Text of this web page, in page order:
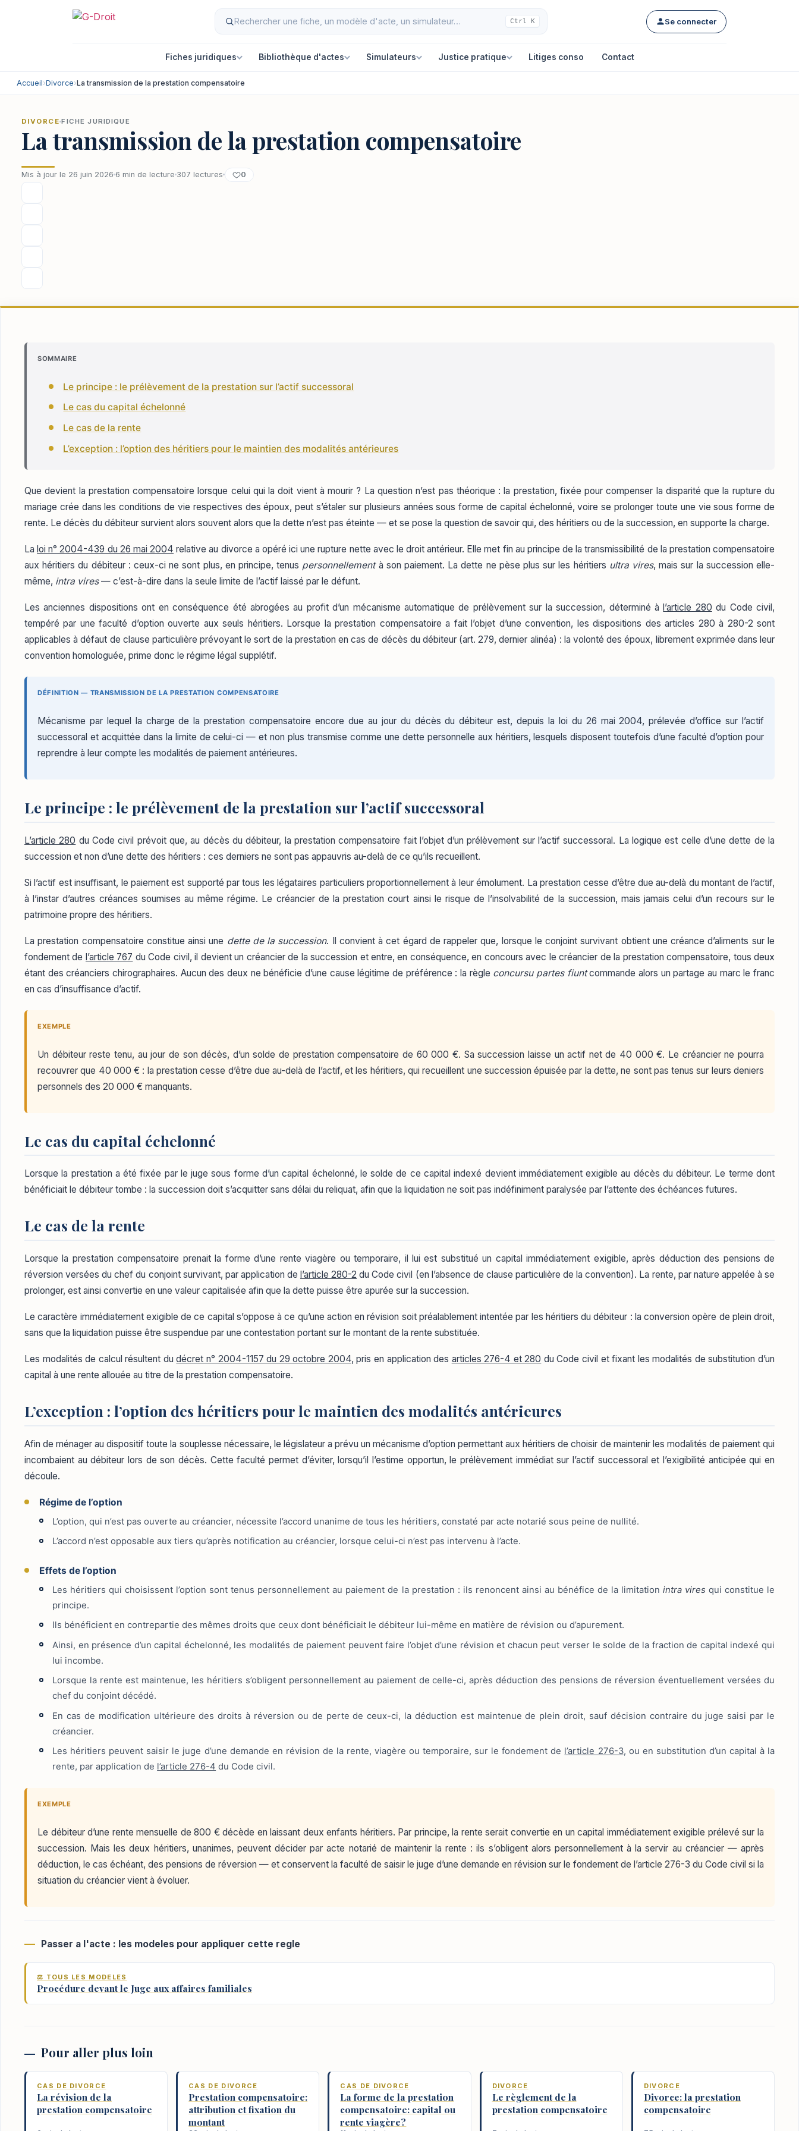
Ctrl K Se connecter
Fiches juridiques Bibliothèque d'actes Simulateurs Justice pratique Litiges conso Contact
Accueil›Divorce›La transmission de la prestation compensatoire
DIVORCE FICHE JURIDIQUE
La transmission de la prestation compensatoire
Mis à jour le 26 juin 2026 6 min de lecture 307 lectures 0
SOMMAIRE
Le principe : le prélèvement de la prestation sur l’actif successoral
Le cas du capital échelonné
Le cas de la rente
L’exception : l’option des héritiers pour le maintien des modalités antérieures
Que devient la prestation compensatoire lorsque celui qui la doit vient à mourir ? La question n’est pas théorique : la prestation, fixée pour compenser la disparité que la rupture du
mariage crée dans les conditions de vie respectives des époux, peut s’étaler sur plusieurs années sous forme de capital échelonné, voire se prolonger toute une vie sous forme de
rente. Le décès du débiteur survient alors souvent alors que la dette n’est pas éteinte — et se pose la question de savoir qui, des héritiers ou de la succession, en supporte la charge.
Laloi n° 2004-439 du 26 mai 2004 relative au divorce a opéré ici une rupture nette avec le droit antérieur. Elle met fin au principe de la transmissibilité de la prestation compensatoire
aux héritiers du débiteur : ceux-ci ne sont plus, en principe, tenus personnellementà son paiement. La dette ne pèse plus sur les héritiers ultra vires, mais sur la succession elle-
même, intra vires— c’est-à-dire dans la seule limite de l’actif laissé par le défunt.
Les anciennes dispositions ont en conséquence été abrogées au profit d’un mécanisme automatique de prélèvement sur la succession, déterminé àl’article 280 du Code civil,
tempéré par une faculté d’option ouverte aux seuls héritiers. Lorsque la prestation compensatoire a fait l’objet d’une convention, les dispositions des articles 280 à 280-2 sont
applicables à défaut de clause particulière prévoyant le sort de la prestation en cas de décès du débiteur (art. 279, dernier alinéa) : la volonté des époux, librement exprimée dans leur
convention homologuée, prime donc le régime légal supplétif.
DÉFINITION — TRANSMISSION DE LA PRESTATION COMPENSATOIRE
Mécanisme par lequel la charge de la prestation compensatoire encore due au jour du décès du débiteur est, depuis la loi du 26 mai 2004, prélevée d’office sur l’actif
successoral et acquittée dans la limite de celui-ci — et non plus transmise comme une dette personnelle aux héritiers, lesquels disposent toutefois d’une faculté d’option pour
reprendre à leur compte les modalités de paiement antérieures.
Le principe : le prélèvement de la prestation sur l’actif successoral
L’article 280 du Code civil prévoit que, au décès du débiteur, la prestation compensatoire fait l’objet d’un prélèvement sur l’actif successoral. La logique est celle d’une dette de la
succession et non d’une dette des héritiers : ces derniers ne sont pas appauvris au-delà de ce qu’ils recueillent.
Si l’actif est insuffisant, le paiement est supporté par tous les légataires particuliers proportionnellement à leur émolument. La prestation cesse d’être due au-delà du montant de l’actif,
à l’instar d’autres créances soumises au même régime. Le créancier de la prestation court ainsi le risque de l’insolvabilité de la succession, mais jamais celui d’un recours sur le
patrimoine propre des héritiers.
La prestation compensatoire constitue ainsi une dette de la succession. Il convient à cet égard de rappeler que, lorsque le conjoint survivant obtient une créance d’aliments sur le
fondement de l’article 767 du Code civil, il devient un créancier de la succession et entre, en conséquence, en concours avec le créancier de la prestation compensatoire, tous deux
étant des créanciers chirographaires. Aucun des deux ne bénéficie d’une cause légitime de préférence : la règle concursu partes fiuntcommande alors un partage au marc le franc
en cas d’insuffisance d’actif.
EXEMPLE
Un débiteur reste tenu, au jour de son décès, d’un solde de prestation compensatoire de 60 000 €. Sa succession laisse un actif net de 40 000 €. Le créancier ne pourra
recouvrer que 40 000 € : la prestation cesse d’être due au-delà de l’actif, et les héritiers, qui recueillent une succession épuisée par la dette, ne sont pas tenus sur leurs deniers
personnels des 20 000 € manquants.
Le cas du capital échelonné
Lorsque la prestation a été fixée par le juge sous forme d’un capital échelonné, le solde de ce capital indexé devient immédiatement exigible au décès du débiteur. Le terme dont
bénéficiait le débiteur tombe : la succession doit s’acquitter sans délai du reliquat, afin que la liquidation ne soit pas indéfiniment paralysée par l’attente des échéances futures.
Le cas de la rente
Lorsque la prestation compensatoire prenait la forme d’une rente viagère ou temporaire, il lui est substitué un capital immédiatement exigible, après déduction des pensions de
réversion versées du chef du conjoint survivant, par application del’article 280-2 du Code civil (en l’absence de clause particulière de la convention). La rente, par nature appelée à se
prolonger, est ainsi convertie en une valeur capitalisée afin que la dette puisse être apurée sur la succession.
Le caractère immédiatement exigible de ce capital s’oppose à ce qu’une action en révision soit préalablement intentée par les héritiers du débiteur : la conversion opère de plein droit,
sans que la liquidation puisse être suspendue par une contestation portant sur le montant de la rente substituée.
Les modalités de calcul résultent dudécret n° 2004-1157 du 29 octobre 2004, pris en application des articles 276-4 et 280 du Code civil et fixant les modalités de substitution d’un
capital à une rente allouée au titre de la prestation compensatoire.
L’exception : l’option des héritiers pour le maintien des modalités antérieures
Afin de ménager au dispositif toute la souplesse nécessaire, le législateur a prévu un mécanisme d’option permettant aux héritiers de choisir de maintenir les modalités de paiement qui
incombaient au débiteur lors de son décès. Cette faculté permet d’éviter, lorsqu’il l’estime opportun, le prélèvement immédiat sur l’actif successoral et l’exigibilité anticipée qui en
découle.
Régime de l’option
L’option, qui n’est pas ouverte au créancier, nécessite l’accord unanime de tous les héritiers, constaté par acte notarié sous peine de nullité.
L’accord n’est opposable aux tiers qu’après notification au créancier, lorsque celui-ci n’est pas intervenu à l’acte.
Effets de l’option
Les héritiers qui choisissent l’option sont tenus personnellement au paiement de la prestation : ils renoncent ainsi au bénéfice de la limitation intra vires qui constitue le
principe.
Ils bénéficient en contrepartie des mêmes droits que ceux dont bénéficiait le débiteur lui-même en matière de révision ou d’apurement.
Ainsi, en présence d’un capital échelonné, les modalités de paiement peuvent faire l’objet d’une révision et chacun peut verser le solde de la fraction de capital indexé qui
lui incombe.
Lorsque la rente est maintenue, les héritiers s’obligent personnellement au paiement de celle-ci, après déduction des pensions de réversion éventuellement versées du
chef du conjoint décédé.
En cas de modification ultérieure des droits à réversion ou de perte de ceux-ci, la déduction est maintenue de plein droit, sauf décision contraire du juge saisi par le
créancier.
Les héritiers peuvent saisir le juge d’une demande en révision de la rente, viagère ou temporaire, sur le fondement de l’article 276-3, ou en substitution d’un capital à la
rente, par application de l’article 276-4 du Code civil.
EXEMPLE
Le débiteur d’une rente mensuelle de 800 € décède en laissant deux enfants héritiers. Par principe, la rente serait convertie en un capital immédiatement exigible prélevé sur la
succession. Mais les deux héritiers, unanimes, peuvent décider par acte notarié de maintenir la rente : ils s’obligent alors personnellement à la servir au créancier — après
déduction, le cas échéant, des pensions de réversion — et conservent la faculté de saisir le juge d’une demande en révision sur le fondement de l’article 276-3 du Code civil si la
situation du créancier vient à évoluer.
Passer a l'acte : les modeles pour appliquer cette regle
⚖️ TOUS LES MODELES
Procédure devant le Juge aux affaires familiales
Pour aller plus loin
CAS DE DIVORCE
La révision de la
prestation compensatoire
CAS DE DIVORCE
Prestation compensatoire:
attribution et fixation du
montant
CAS DE DIVORCE
La forme de la prestation
compensatoire: capital ou
rente viagère?
DIVORCE
Le règlement de la
prestation compensatoire
DIVORCE
Divorce: la prestation
compensatoire